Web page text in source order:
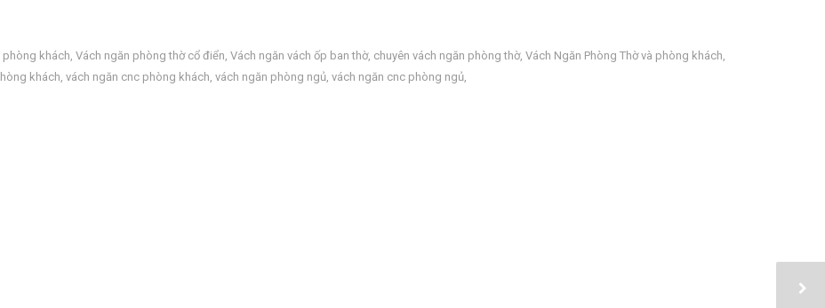
phòng khách, Vách ngăn phòng thờ cổ điển, Vách ngăn vách ốp ban thờ, chuyên vách ngăn phòng thờ, Vách Ngăn Phòng Thờ và phòng khách,
khách, vách ngăn cnc phòng khách, vách ngăn phòng ngủ, vách ngăn cnc phòng ngủ,